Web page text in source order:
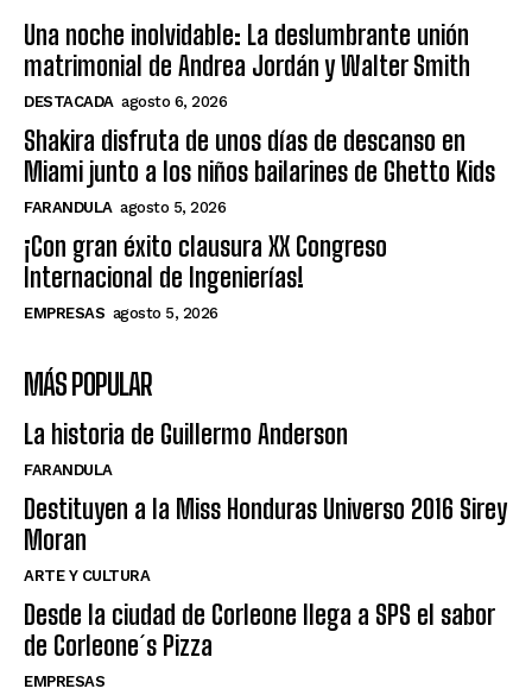
Una noche inolvidable: La deslumbrante unión
matrimonial de Andrea Jordán y Walter Smith
DESTACADA agosto 6, 2026
Shakira disfruta de unos días de descanso en
Miami junto a los niños bailarines de Ghetto Kids
FARANDULA agosto 5, 2026
¡Con gran éxito clausura XX Congreso
Internacional de Ingenierías!
EMPRESAS agosto 5, 2026
MÁS POPULAR
La historia de Guillermo Anderson
FARANDULA
Destituyen a la Miss Honduras Universo 2016 Sirey
Moran
ARTE Y CULTURA
Desde la ciudad de Corleone llega a SPS el sabor
de Corleone´s Pizza
EMPRESAS